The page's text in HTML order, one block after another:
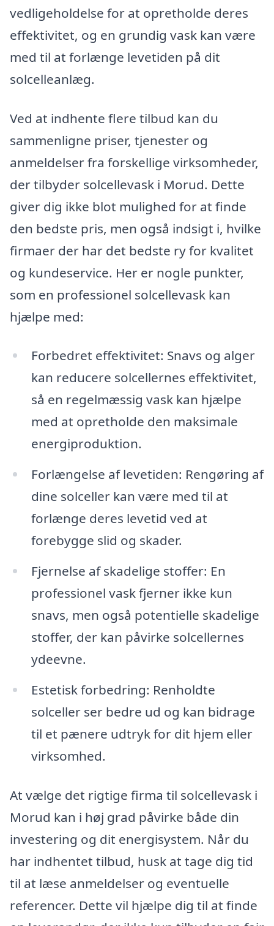
vedligeholdelse for at opretholde deres
effektivitet, og en grundig vask kan være
med til at forlænge levetiden på dit
solcelleanlæg.
Ved at indhente flere tilbud kan du
sammenligne priser, tjenester og
anmeldelser fra forskellige virksomheder,
der tilbyder solcellevask i Morud. Dette
giver dig ikke blot mulighed for at finde
den bedste pris, men også indsigt i, hvilke
firmaer der har det bedste ry for kvalitet
og kundeservice. Her er nogle punkter,
som en professionel solcellevask kan
hjælpe med:
Forbedret effektivitet: Snavs og alger
kan reducere solcellernes effektivitet,
så en regelmæssig vask kan hjælpe
med at opretholde den maksimale
energiproduktion.
Forlængelse af levetiden: Rengøring af
dine solceller kan være med til at
forlænge deres levetid ved at
forebygge slid og skader.
Fjernelse af skadelige stoffer: En
professionel vask fjerner ikke kun
snavs, men også potentielle skadelige
stoffer, der kan påvirke solcellernes
ydeevne.
Estetisk forbedring: Renholdte
solceller ser bedre ud og kan bidrage
til et pænere udtryk for dit hjem eller
virksomhed.
At vælge det rigtige firma til solcellevask i
Morud kan i høj grad påvirke både din
investering og dit energisystem. Når du
har indhentet tilbud, husk at tage dig tid
til at læse anmeldelser og eventuelle
referencer. Dette vil hjælpe dig til at finde